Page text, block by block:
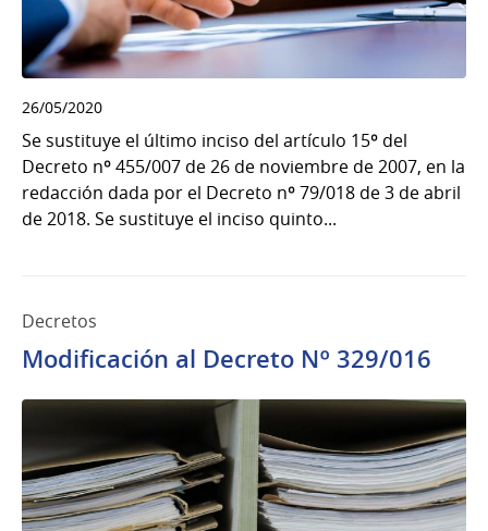
26/05/2020
Se sustituye el último inciso del artículo 15º del
Decreto nº 455/007 de 26 de noviembre de 2007, en la
redacción dada por el Decreto nº 79/018 de 3 de abril
de 2018. Se sustituye el inciso quinto...
Decretos
Modificación al Decreto Nº 329/016